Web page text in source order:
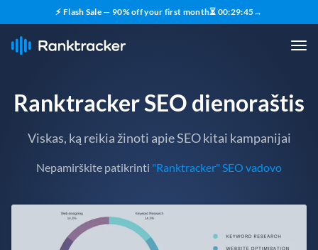
⚡ Flash Sale — 90% off your first month⏳ 00:29:43→
Ranktracker SEO dienoraštis
Viskas, ką reikia žinoti apie SEO kitai kampanijai
Nepamirškite patikrinti "Ranktracker" SEO vadovo